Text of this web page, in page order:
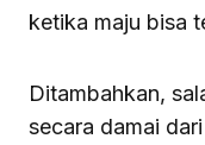
ketika maju bisa
Ditambahkan,
secara damai